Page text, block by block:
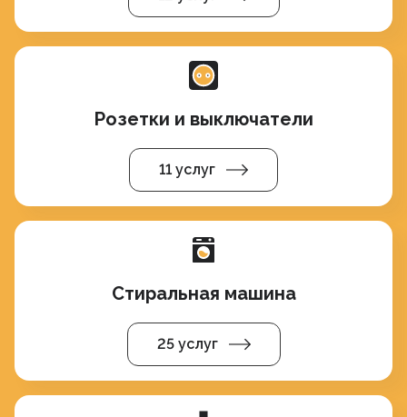
Розетки и выключатели
11 услуг
Стиральная машина
25 услуг